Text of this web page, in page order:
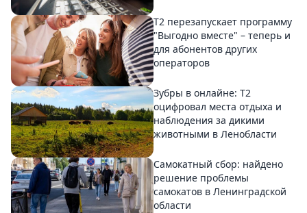
Т2 перезапускает программу
"Выгодно вместе" – теперь и
для абонентов других
операторов
Зубры в онлайне: Т2
оцифровал места отдыха и
наблюдения за дикими
животными в Ленобласти
Самокатный сбор: найдено
решение проблемы
самокатов в Ленинградской
области